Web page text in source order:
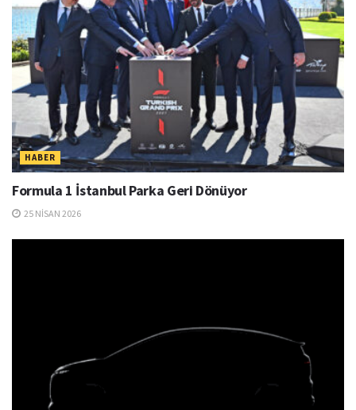
HABER
Formula 1 İstanbul Parka Geri Dönüyor
25 NISAN 2026